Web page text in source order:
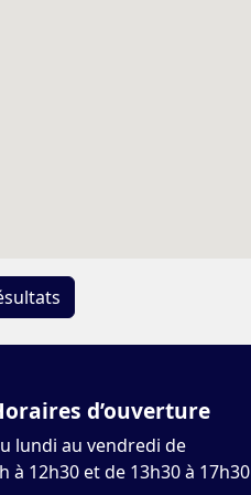
d’ouverture
lundi au vendredi de
à 12h30 et de 13h30 à 17h30